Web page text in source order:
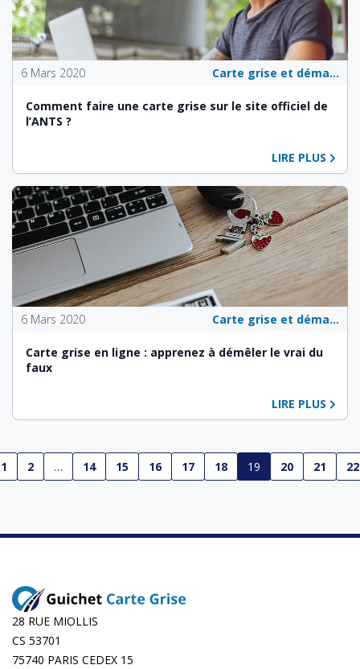
6 Mars 2020 Carte grise et démarches administratives
Comment faire une carte grise sur le site officiel de
l’ANTS ?
LIRE PLUS
6 Mars 2020 Carte grise et démarches administratives
Carte grise en ligne : apprenez à démêler le vrai du
faux
LIRE PLUS
1 2 … 14 15 16 17 18 19 20 21 22
28 RUE MIOLLIS
CS 53701
75740 PARIS CEDEX 15